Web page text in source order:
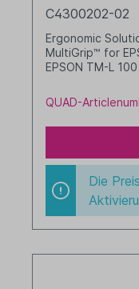
C4300202-02
Ergonomic
MultiGrip™ for EPSON TM-T88 incl. cable cover
EPSON TM-L
QUAD-
Die